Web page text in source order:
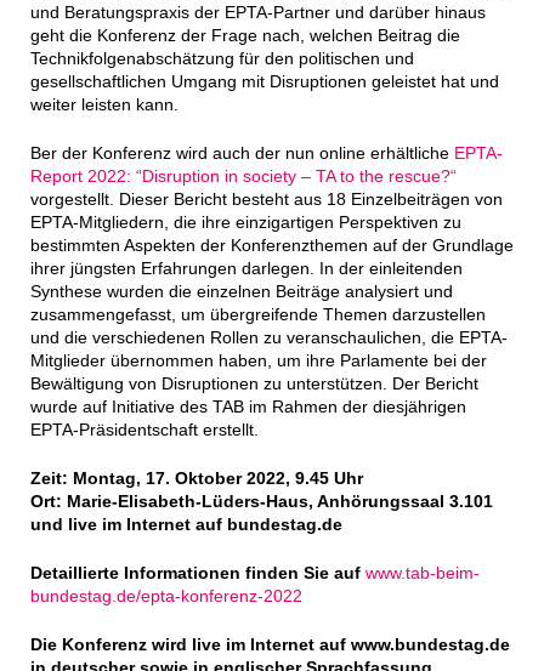
und Beratungspraxis der EPTA-Partner und darüber hinaus
geht die Konferenz der Frage nach, welchen Beitrag die
Technikfolgenabschätzung für den politischen und
gesellschaftlichen Umgang mit Disruptionen geleistet hat und
weiter leisten kann.
Ber der Konferenz wird auch der nun online erhältliche EPTA-
Report 2022: “Disruption in society – TA to the rescue?“
vorgestellt. Dieser Bericht besteht aus 18 Einzelbeiträgen von
EPTA-Mitgliedern, die ihre einzigartigen Perspektiven zu
bestimmten Aspekten der Konferenzthemen auf der Grundlage
ihrer jüngsten Erfahrungen darlegen. In der einleitenden
Synthese wurden die einzelnen Beiträge analysiert und
zusammengefasst, um übergreifende Themen darzustellen
und die verschiedenen Rollen zu veranschaulichen, die EPTA-
Mitglieder übernommen haben, um ihre Parlamente bei der
Bewältigung von Disruptionen zu unterstützen. Der Bericht
wurde auf Initiative des TAB im Rahmen der diesjährigen
EPTA-Präsidentschaft erstellt.
Zeit: Montag, 17. Oktober 2022, 9.45 Uhr
Ort: Marie-Elisabeth-Lüders-Haus, Anhörungssaal 3.101
und live im Internet auf bundestag.de
Detaillierte Informationen finden Sie auf www.tab-beim-
bundestag.de/epta-konferenz-2022
Die Konferenz wird live im Internet auf www.bundestag.de